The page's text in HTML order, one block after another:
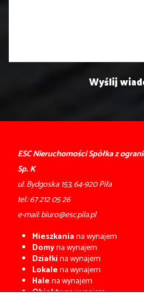
ESC Nieruchomości Spółka z
Sp. K
ul. Bydgoska 153, 64-920 Piła
tel.:67 212 05 26
e-mail:biuro@esc.pila.pl
Mieszkaniana wynajem
Domyna wynajem
Działkina wynajem
Lokalena wynajem
Halena wynajem
Obiektyna wynajem